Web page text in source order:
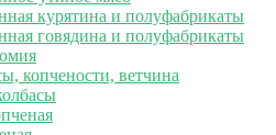
курятина и полуфабрикаты
говядина и полуфабрикаты
копчености, ветчина